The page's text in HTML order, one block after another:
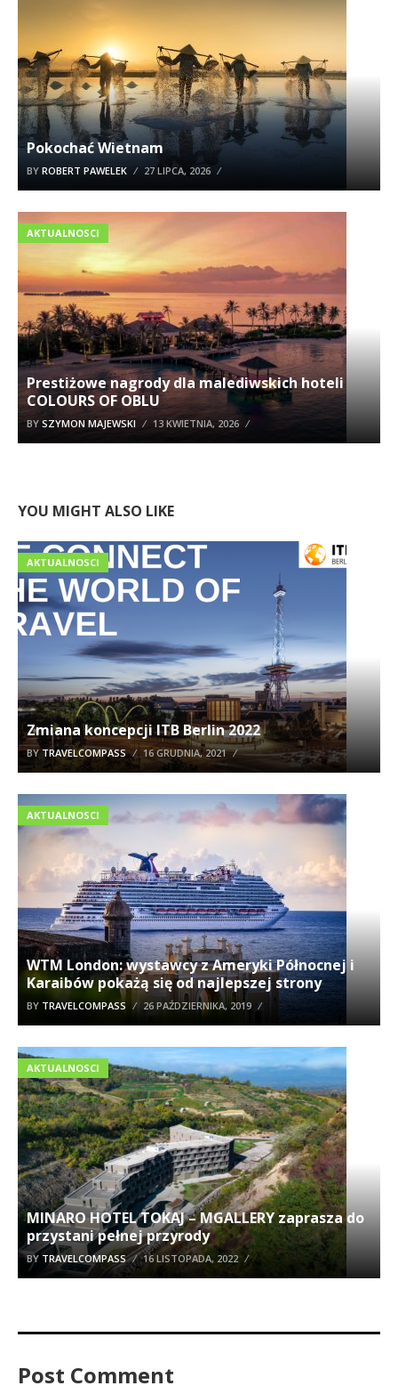
Pokochać Wietnam
BY ROBERT PAWELEK 27 LIPCA, 2026
AKTUALNOSCI
Prestiżowe nagrody dla malediwskich hoteli
COLOURS OF OBLU
BY SZYMON MAJEWSKI 13 KWIETNIA, 2026
YOU MIGHT ALSO LIKE
AKTUALNOSCI
Zmiana koncepcji ITB Berlin 2022
BYTRAVELCOMPASS 16 GRUDNIA, 2021
AKTUALNOSCI
WTM London: wystawcy z Ameryki Północnej i
Karaibów pokażą się od najlepszej strony
BY TRAVELCOMPASS 26 PAŹDZIERNIKA, 2019
AKTUALNOSCI
MINARO HOTEL TOKAJ – MGALLERY zaprasza do
przystani pełnej przyrody
BY TRAVELCOMPASS 16 LISTOPADA, 2022
Post Comment